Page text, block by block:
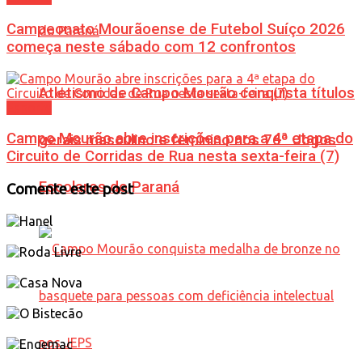
Atletismo de Campo Mourão conquista títulos
gerais masculino e feminino nos 76º Jogos
Escolares do Paraná
Campeonato Mourãoense de Futebol Suíço 2026
começa neste sábado com 12 confrontos
Campo Mourão abre inscrições para a 4ª etapa do
Circuito de Corridas de Rua nesta sexta-feira (7)
Comente este post